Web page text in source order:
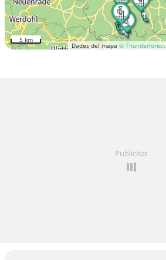
Dades del mapa© Thunderforest
5 km
Publicitat